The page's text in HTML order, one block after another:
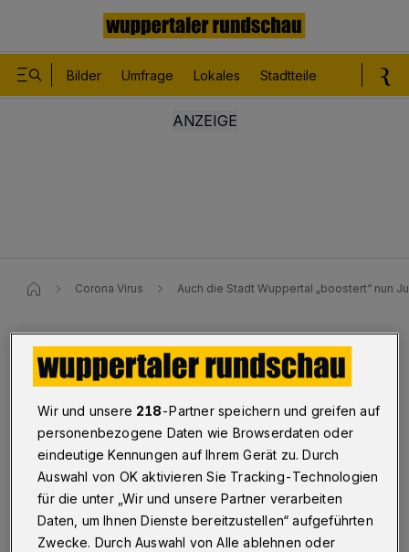
Bilder Umfrage Lokales Stadtteile
Corona Virus Auch die Stadt Wuppertal „boostert“ nun
Auch die Stadt „boostert“ nun
Jugendliche
Wuppertal· Die Stadt Wuppertal bietet ab sofort auch
Jugendlichen zwischen 12 und 17 Jahren die Booster-
Impfung in ihren Zentren an. Bisher konnten sie sich in
NRW nur in Arztpraxen ihre dritte Impfung abholen.
Wir und unsere 218-Partner speichern und greifen auf
personenbezogene Daten wie Browserdaten oder
eindeutige Kennungen auf Ihrem Gerät zu. Durch
Auswahl von OK aktivieren Sie Tracking-Technologien
für die unter „Wir und unsere Partner verarbeiten
Daten, um Ihnen Dienste bereitzustellen“ aufgeführten
Zwecke. Durch Auswahl von Alle ablehnen oder